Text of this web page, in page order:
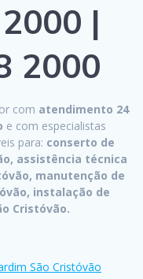
|
2000
com atendimento 24
e com especialistas
para: conserto de
assistência técnica
manutenção de
instalação de
Cristóvão.